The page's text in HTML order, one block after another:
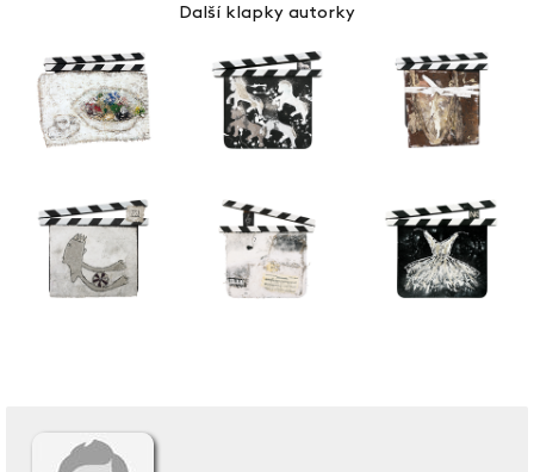
Další klapky autorky